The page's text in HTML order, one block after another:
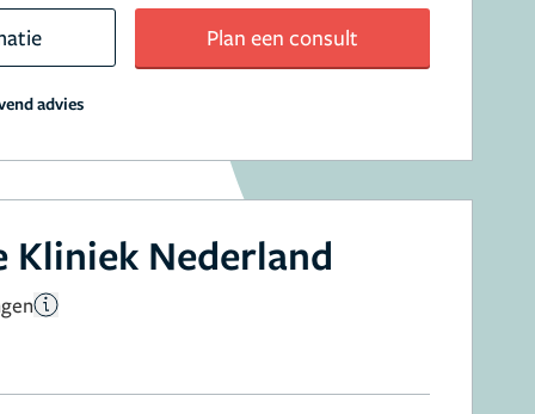
Plan een consult
advies
Kliniek Nederland